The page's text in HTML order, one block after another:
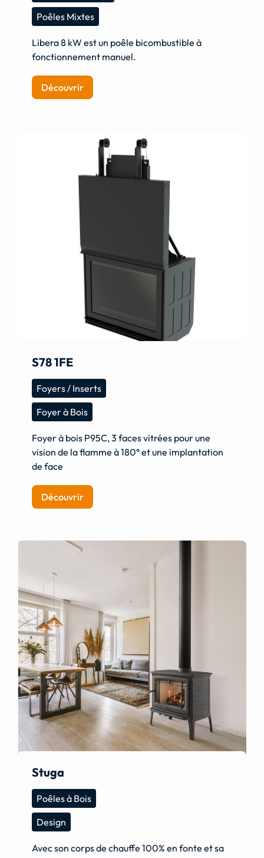
Poêles Mixtes
Libera 8 kW est un poêle bicombustible à
fonctionnement manuel.
Découvrir
S78 1FE
Foyers / Inserts
Foyer à Bois
Foyer à bois P95C, 3 faces vitrées pour une
vision de la flamme à 180° et une implantation
de face
Découvrir
Stuga
Poêles à Bois
Design
Avec son corps de chauffe 100% en fonte et sa